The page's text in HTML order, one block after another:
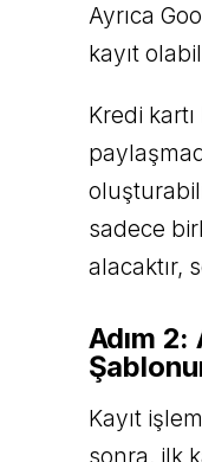
Ayrıca
kayıt
Kredi
sadece
alacaktır,
Adım 2:
Kayıt
sonra, ilk